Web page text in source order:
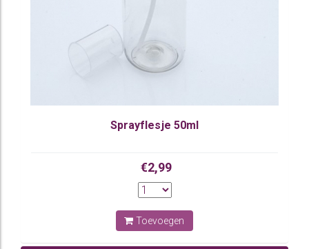
Sprayflesje 50ml
€2,99
Toevoegen